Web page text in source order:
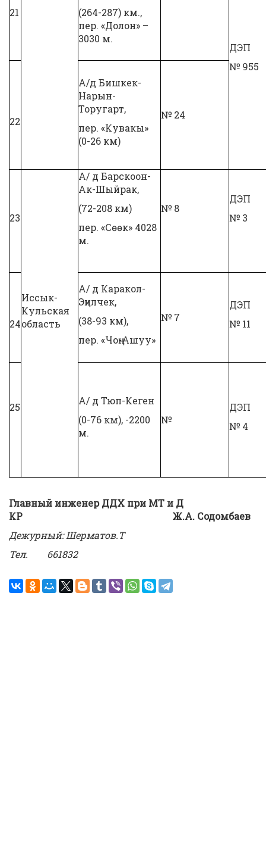
21
(264-287) км.,
пер. «Долон» –
3030 м.
ДЭП
№ 955
22
А/д Бишкек-
Нарын-
Торугарт,
пер. «Кувакы»
(0-26 км)
№ 24
23
Иссык-
Кульская
область
А/ д Барскоон-
Ак-Шыйрак,
(72-208 км)
пер. «Сөөк» 4028
м.
№ 8
ДЭП
№ 3
24
А/ д Каракол-
Эңилчек,
(38-93 км),
пер. «Чоң-Ашуу»
№ 7
ДЭП
№ 11
25
А/ д Тюп-Кеген
(0-76 км), -2200
м.
№
ДЭП
№ 4
Главный инженер ДДХ при МТ и Д
КР Ж.А. Содомбаев
Дежурный: Шерматов.Т
Тел. 661832